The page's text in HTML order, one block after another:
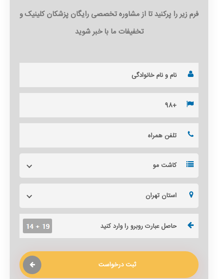
فرم زیر را پرکنید تا از مشاوره تخصصی رایگان پزشکان کلینیک و
تخفیفات ما با خبر شوید
کاشت مو
استان تهران
ثبت درخواست